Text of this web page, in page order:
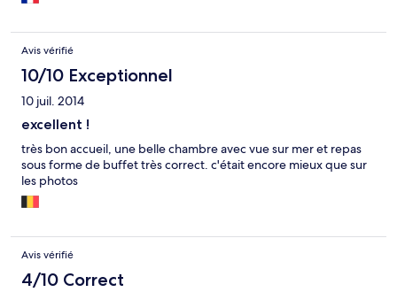
Avis vérifié
10/10 Exceptionnel
10 juil. 2014
excellent !
très bon accueil, une belle chambre avec vue sur mer et repas
sous forme de buffet très correct. c'était encore mieux que sur
les photos
Avis vérifié
4/10 Correct